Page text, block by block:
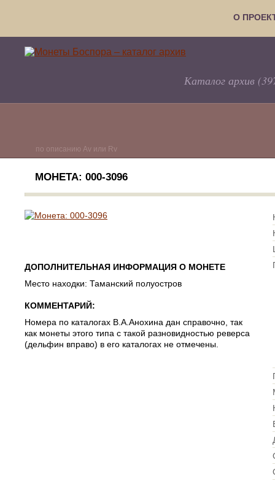
О
Каталог архив
по описанию Av или Rv
МОНЕТА: 000-3096
ДОПОЛНИТЕЛЬНАЯ ИНФОРМАЦИЯ О МОНЕТЕ
Место находки: Таманский полуостров
КОММЕНТАРИЙ:
Номера по каталогах В.А.Анохина дан справочно, так
как монеты этого типа с такой разновидностью реверса
(дельфин вправо) в его каталогах не отмечены.